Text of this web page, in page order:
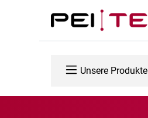
Hauptinhalt springen
Zur Suche springen
Zur Hauptnavigation springen
Unsere Produkte